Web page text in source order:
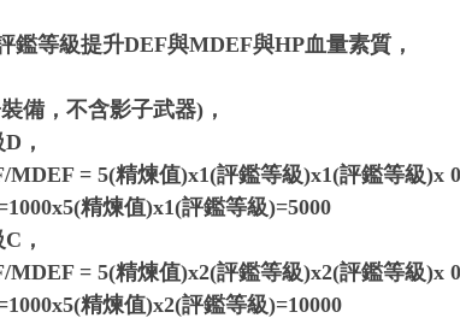
鑑等級提升DEF與MDEF與HP血量素質，
備，不含影子武器)，
，
MDEF = 5(精煉值)x1(評鑑等級)x1(評鑑等級)x
1000x5(精煉值)x1(評鑑等級)=5000
C ，
MDEF = 5(精煉值)x2(評鑑等級)x2(評鑑等級)x
1000x5(精煉值)x2(評鑑等級)=10000